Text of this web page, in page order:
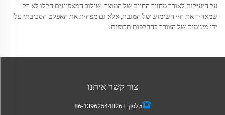
על היעילות לאורך מחזור החיים של המוצר. שילוב המאפיינים הללו לא רק
שמאריך את חיי השימוש של המגבת, אלא גם מפחית את האפקט הסביבתי על
ידי מינימום של הצורך בהחלפות תכופות.
צור קשר איתנו
טלפון:+86-13962544826